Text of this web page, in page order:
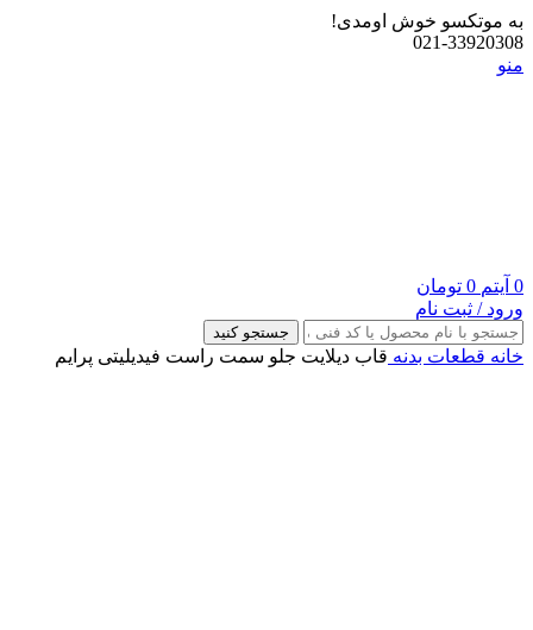
به موتکسو خوش اومدی!
021-33920308
منو
0 آیتم 0 تومان
ورود / ثبت نام
جستجو کنید
خانه قطعات بدنه قاب دیلایت جلو سمت راست فیدیلیتی پرایم